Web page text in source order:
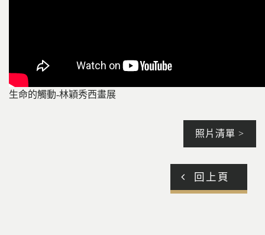
生命的觸動-林穎秀西畫展
照片清單 >
回上頁